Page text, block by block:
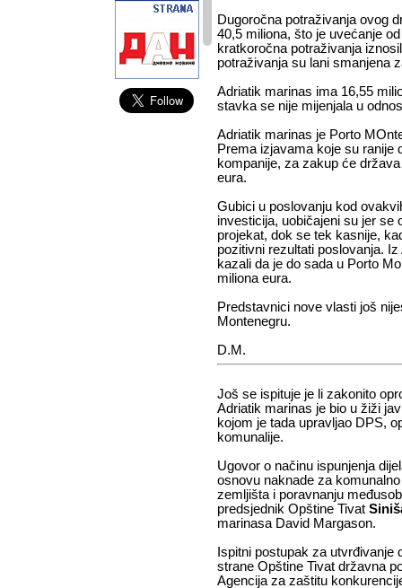
Dugoročna potraživanja ovog
40,5 miliona, što je uvećanje
kratkoročna potraživanja
potraživanja su lani smanjena
Adriatik marinas ima 16,55
stavka se nije mijenjala u
Adriatik marinas je Porto
Prema izjavama koje su ranije
kompanije, za zakup će
eura.
Gubici u poslovanju kod
investicija, uobičajeni su jer se
projekat, dok se tek kasnije,
pozitivni rezultati poslovanja.
kazali da je do sada u Porto
miliona eura.
Predstavnici nove vlasti još
Montenegru.
D.M.
Još se ispituje je li zakonito
Adriatik marinas je bio u žiži
kojom je tada upravljao DPS,
komunalije.
Ugovor o načinu ispunjenja
osnovu naknade za
zemljišta i poravnanju
predsjednik Opštine Tivat
marinasa David Margason.
Ispitni postupak za utvrđivanje
strane Opštine Tivat državna
Agencija za zaštitu